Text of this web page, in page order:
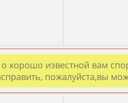
известной вам
пожалуйста,вы